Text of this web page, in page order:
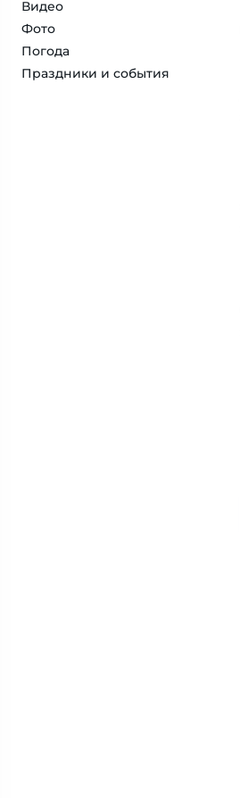
Видео
Фото
Погода
Праздники и события